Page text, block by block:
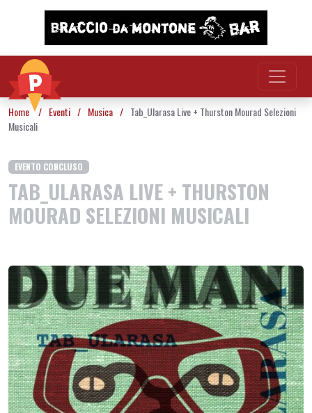
Vai al contenuto
Home / Eventi / Musica / Tab_Ularasa Live + Thurston Mourad Selezioni
Musicali
EVENTO CONCLUSO
TAB_ULARASA LIVE + THURSTON
MOURAD SELEZIONI MUSICALI